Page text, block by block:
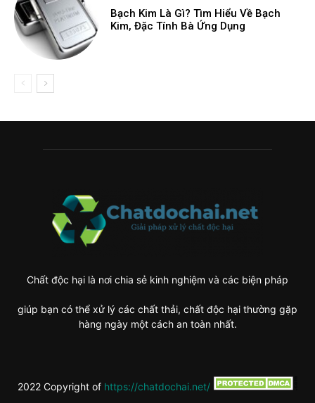
Bạch Kim Là Gì? Tìm Hiểu Về Bạch
Kim, Đặc Tính Bà Ứng Dụng
Chất độc hại là nơi chia sẻ kinh nghiệm và các biện pháp
giúp bạn có thể xử lý các chất thải, chất độc hại thường gặp
hàng ngày một cách an toàn nhất.
2022 Copyright of https://chatdochai.net/